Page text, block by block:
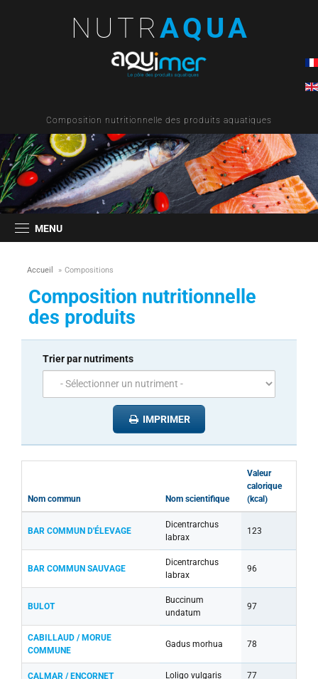
NUTRAQUA
Composition nutritionnelle des produits aquatiques
MENU
Accueil » Compositions
Composition nutritionnelle
des produits
Trier par nutriments
IMPRIMER
Nom commun Nom scientifique
Valeur
calorique
(kcal)
BAR COMMUN D'ÉLEVAGE
Dicentrarchus
labrax
123
BAR COMMUN SAUVAGE
Dicentrarchus
labrax
96
BULOT
Buccinum
undatum
97
CABILLAUD / MORUE
COMMUNE
Gadus morhua 78
CALMAR / ENCORNET Loligo vulgaris 77